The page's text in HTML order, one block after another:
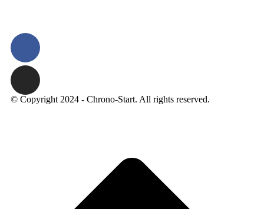
© Copyright 2024 - Chrono-Start. All rights reserved.